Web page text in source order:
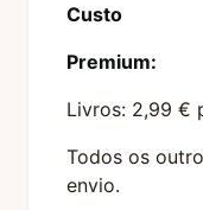
Custo
Premium:
Livros: 2,99 €
Todos os
envio.